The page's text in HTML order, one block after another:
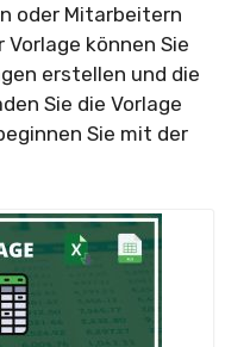
oder Mitarbeitern
können Sie
erstellen und die
Sie die Vorlage
Sie mit der